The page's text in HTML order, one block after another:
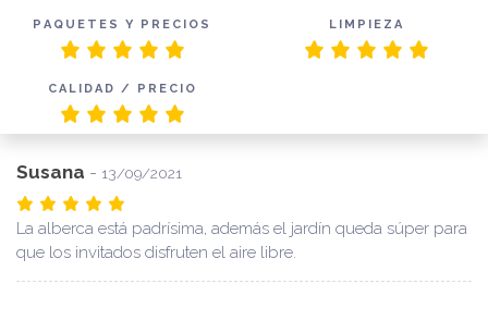
PAQUETES Y PRECIOS LIMPIEZA
CALIDAD / PRECIO
Susana - 13/09/2021
La alberca está padrísima, además el jardín queda súper para
que los invitados disfruten el aire libre.